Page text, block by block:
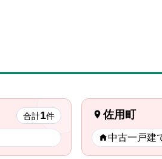
合計1件 佐用町
中古一戸建